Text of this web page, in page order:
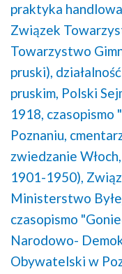
praktyka
Związek
Towarzystwo
pruski),
pruskim, Polski
1918, czasopismo
Poznaniu,
zwiedzanie Włoch,
1901-1950),
Ministerstwo
czasopismo
Narodowo-
Obywatelski w